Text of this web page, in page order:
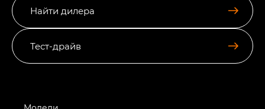
Найти дилера
Тест-драйв